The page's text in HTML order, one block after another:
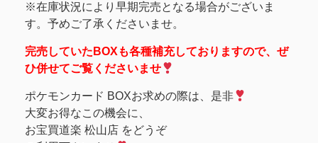
※在庫状況により早期完売となる場合がございま
す。予めご了承くださいませ。
完売していたBOXも各種補充しておりますので、ぜ
ひ併せてご覧くださいませ
ポケモンカード BOXお求めの際は、是非
大変お得なこの機会に、
お宝買道楽 松山店 をどうぞ